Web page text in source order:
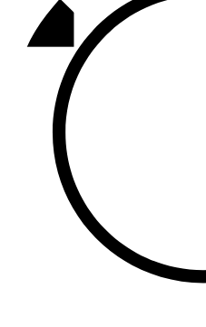
Базарлы матак
107,1 FM
Балык бистәсе
104,9 FM
Баулы
107,5 FM
Биләр